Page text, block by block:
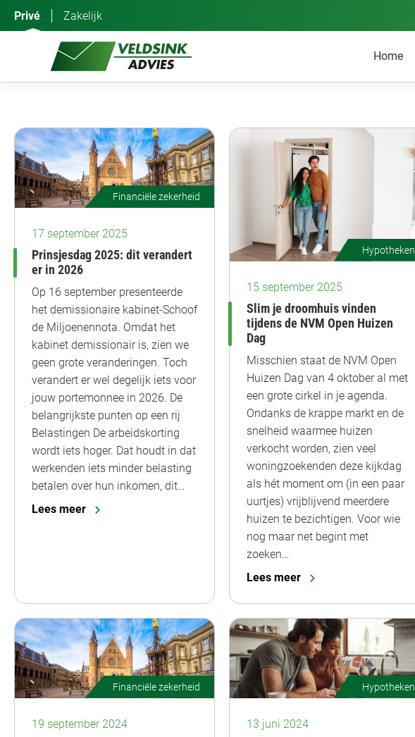
Privé Zakelijk
Home
Financiële zekerheid
17 september 2025
Prinsjesdag 2025: dit verandert
er in 2026
Op 16 september presenteerde
het demissionaire kabinet-Schoof
de Miljoenennota. Omdat het
kabinet demissionair is, zien we
geen grote veranderingen. Toch
verandert er wel degelijk iets voor
jouw portemonnee in 2026. De
belangrijkste punten op een rij
Belastingen De arbeidskorting
wordt iets hoger. Dat houdt in dat
werkenden iets minder belasting
betalen over hun inkomen, dit…
Lees meer
Hypotheken
15 september 2025
Slim je droomhuis vinden
tijdens de NVM Open Huizen
Dag
Misschien staat de NVM Open
Huizen Dag van 4 oktober al met
een grote cirkel in je agenda.
Ondanks de krappe markt en de
snelheid waarmee huizen
verkocht worden, zien veel
woningzoekenden deze kijkdag
als hét moment om (in een paar
uurtjes) vrijblijvend meerdere
huizen te bezichtigen. Voor wie
nog maar net begint met
zoeken…
Lees meer
Financiële zekerheid
19 september 2024
Hypotheken
13 juni 2024